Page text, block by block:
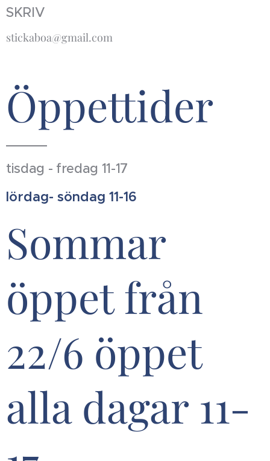
SKRIV
stickaboa@gmail.com
Öppettider
tisdag - fredag 11-17
lördag- söndag 11-16
Sommar
öppet från
22/6 öppet
alla dagar 11-